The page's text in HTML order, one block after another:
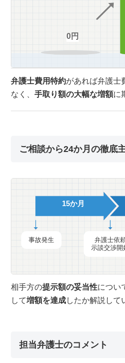
0円
弁護士費用特約があれば弁護士
なく、手取り額の大幅な増額に
ご相談から24か月の徹底
15か月
事故発生
弁護士依
示談交渉開
相手方の提示額の妥当性につい
して増額を達成したか解説して
担当弁護士のコメント